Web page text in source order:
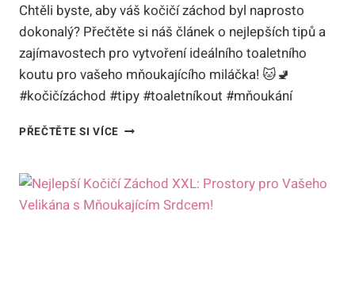
Chtěli byste, aby váš kočičí záchod byl naprosto
dokonalý? Přečtěte si náš článek o nejlepších tipů a
zajímavostech pro vytvoření ideálního toaletního
koutu pro vašeho mňoukajícího miláčka! 🐱🚽
#kočičízáchod #tipy #toaletníkout #mňoukání
PŘEČTĚTE SI VÍCENEJLEPŠÍ
ZAJÍMAVOSTI
TIPY